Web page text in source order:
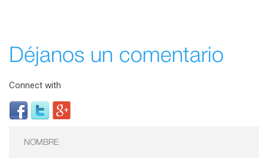
Déjanos un comentario
Connect with